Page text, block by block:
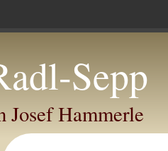
Sepp
Josef Hammerle